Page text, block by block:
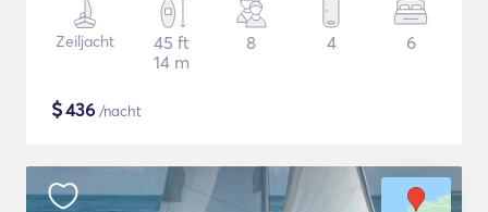
Zeiljacht
45 ft
14 m
8 4 6
$436 /nacht